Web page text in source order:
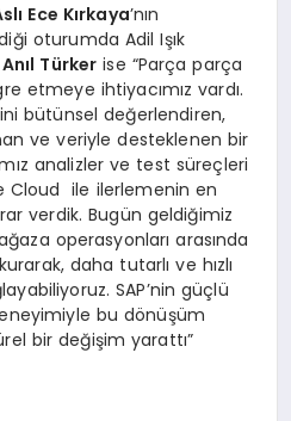
Ece Kırkaya’nın
oturumda Adil Işık
Anıl Türker ise “Parça parça
etmeye ihtiyacımız vardı.
bütünsel değerlendiren,
ve veriyle desteklenen bir
analizler ve test süreçleri
Cloud ile ilerlemenin en
verdik. Bugün geldiğimiz
operasyonları arasında
daha tutarlı ve hızlı
SAP’nin güçlü
bu dönüşüm
bir değişim yarattı”